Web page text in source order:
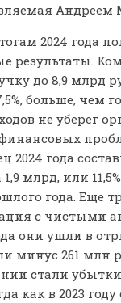
2024 года
результаты.
до 8,9 млрд
больше, чем
не уберег
2024 года
млрд, или
года. Еще
с чистыми
они ушли в
минус 261 млн
стали убытки
как в 2023